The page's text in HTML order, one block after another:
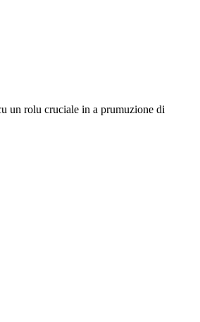
un rolu cruciale in a prumuzione di